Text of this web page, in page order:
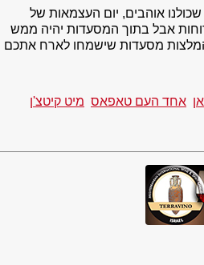
אוהבים, יום העצמאות של
אבל בתוך המסעדות יהיה ממש
מסעדות שישמחו לארח אתכם
אחד העם טאפאס מיט קיטצ'ן